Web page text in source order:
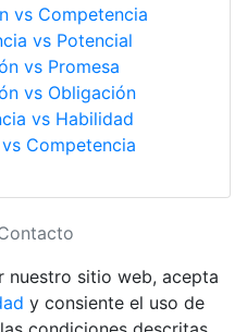
vs Competencia
vs Potencial
vs Promesa
vs Obligación
vs Habilidad
Competencia
sitio web, acepta
y consiente el uso de